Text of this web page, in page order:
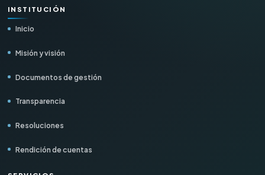
INSTITUCIÓN
Inicio
Misión y visión
Documentos de gestión
Transparencia
Resoluciones
Rendición de cuentas